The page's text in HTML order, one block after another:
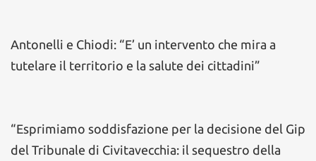
Antonelli e Chiodi: “E’ un intervento che mira a
tutelare il territorio e la salute dei cittadini”
“Esprimiamo soddisfazione per la decisione del Gip
del Tribunale di Civitavecchia: il sequestro della